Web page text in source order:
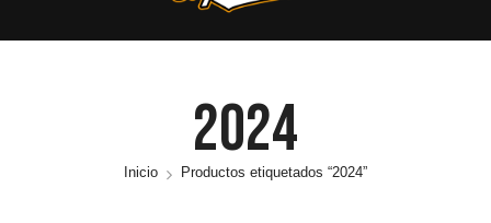
2024
Inicio Productos etiquetados “2024”